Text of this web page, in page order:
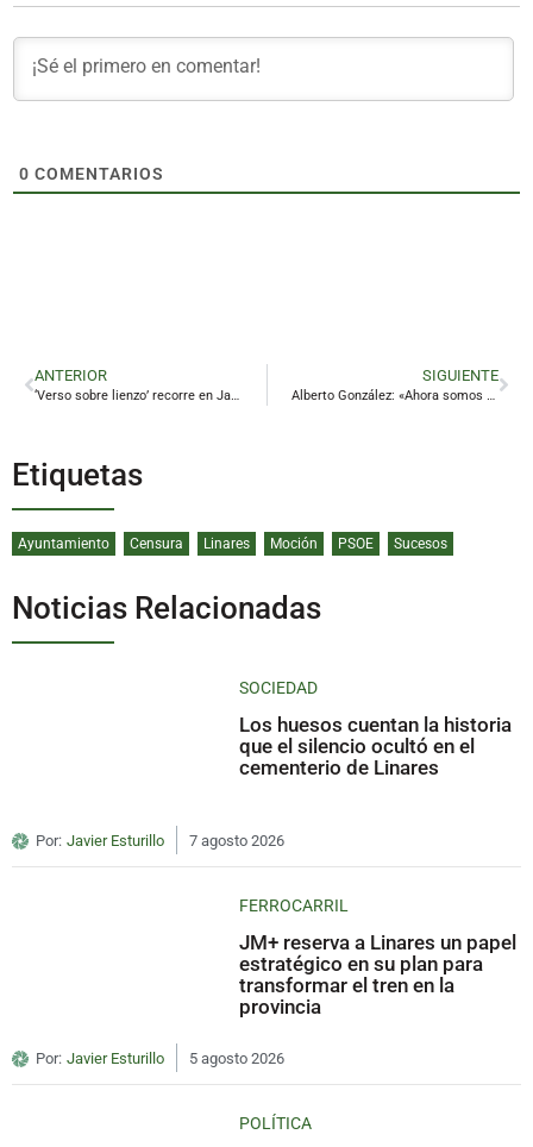
0 COMENTARIOS
ANTERIOR
‘Verso sobre lienzo’ recorre en Jaén una veintena de obras de Zabaleta hermanadas con versos de Miguel Hernández
SIGUIENTE
Alberto González: «Ahora somos un equipo más consistente»
Etiquetas
Ayuntamiento Censura Linares Moción PSOE Sucesos
Noticias Relacionadas
SOCIEDAD
Los huesos cuentan la historia
que el silencio ocultó en el
cementerio de Linares
Por: Javier Esturillo 7 agosto 2026
FERROCARRIL
JM+ reserva a Linares un papel
estratégico en su plan para
transformar el tren en la
provincia
Por: Javier Esturillo 5 agosto 2026
POLÍTICA